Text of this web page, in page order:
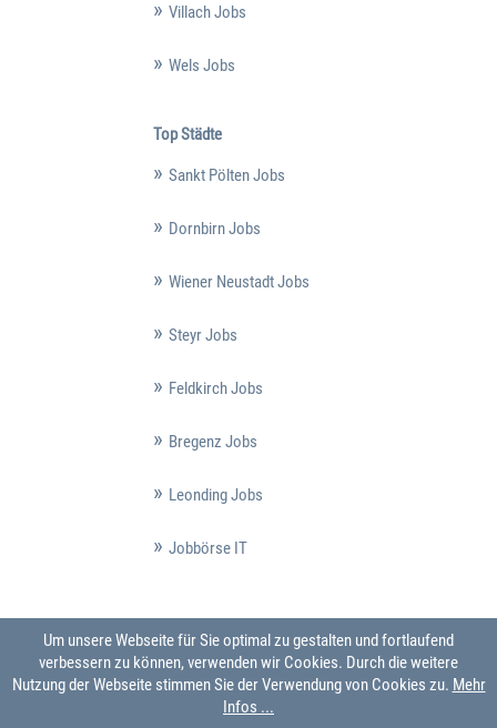
Villach Jobs
Wels Jobs
Top Städte
Sankt Pölten Jobs
Dornbirn Jobs
Wiener Neustadt Jobs
Steyr Jobs
Feldkirch Jobs
Bregenz Jobs
Leonding Jobs
Jobbörse IT
Um unsere Webseite für Sie optimal zu gestalten und fortlaufend
verbessern zu können, verwenden wir Cookies. Durch die weitere
Nutzung der Webseite stimmen Sie der Verwendung von Cookies zu. Mehr
Infos ...